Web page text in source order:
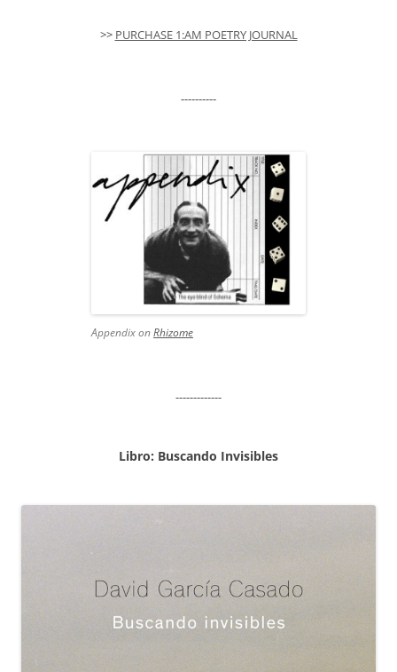
>> PURCHASE 1:AM POETRY JOURNAL
----------
Appendix onRhizome
-------------
Libro: Buscando Invisibles